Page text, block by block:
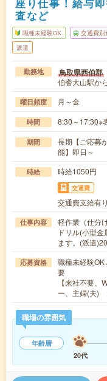
座り仕事！給与
査など
職種未経験OK 交通費別
派遣
勤務地 鳥取県西伯郡
伯耆大山駅か
曜日頻度 月～金
時間 8:30～17:30※
期間
長期【ご応募
能】即日～
時給 時給1050円
交通費
交通費支給有り
仕事内容
軽作業（仕分
ドリル(小型
ます。(派遣
応募資格
職種未経験OK
要
【来社不要、
ー、主婦(夫)
職場の雰囲気
年齢層
20代